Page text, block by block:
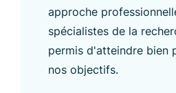
approche
spécialistes de la
permis d'atteindre bien
nos objectifs.